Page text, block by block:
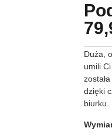
Duża,
umili
dzięki
biurku.